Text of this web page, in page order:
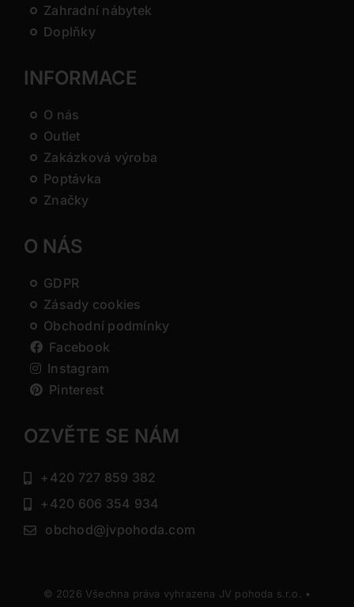
Zahradní nábytek
Doplňky
INFORMACE
O nás
Outlet
Zakázková výroba
Poptávka
Značky
O NÁS
GDPR
Zásady cookies
Obchodní podmínky
Facebook
Instagram
Pinterest
OZVĚTE SE NÁM
+420 727 859 382
+420 606 354 934
obchod@jvpohoda.com
© 2026 Všechna práva vyhrazena JV pohoda s.r.o. •